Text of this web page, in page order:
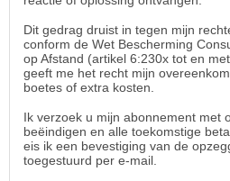
Dit gedrag druist in tegen mijn
conform de Wet Bescherming
op Afstand (artikel 6:230x tot en
geeft me het recht mijn
boetes of extra kosten.
Ik verzoek u mijn abonnement met
beëindigen en alle toekomstige
eis ik een bevestiging van de
toegestuurd per e-mail.